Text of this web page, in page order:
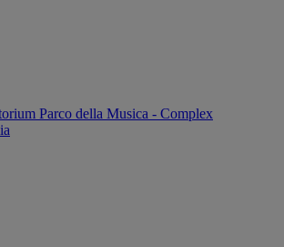
Parco della Musica - Complex